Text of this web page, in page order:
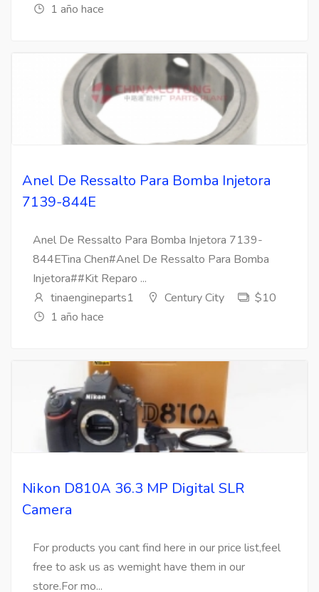
1 año hace
Anel De Ressalto Para Bomba Injetora
7139-844E
Anel De Ressalto Para Bomba Injetora 7139-
844ETina Chen#Anel De Ressalto Para Bomba
Injetora##Kit Reparo ...
tinaengineparts1
Century City
$10
1 año hace
Nikon D810A 36.3 MP Digital SLR
Camera
For products you cant find here in our price list,feel
free to ask us as wemight have them in our
store.For mo...